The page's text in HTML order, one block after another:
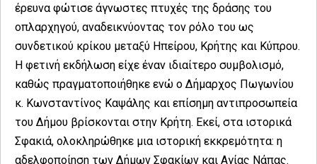
έρευνα φώτισε άγνωστες πτυχές της δράσης του
οπλαρχηγού, αναδεικνύοντας τον ρόλο του ως
συνδετικού κρίκου μεταξύ Ηπείρου, Κρήτης και Κύπρου.
Η φετινή εκδήλωση είχε έναν ιδιαίτερο συμβολισμό,
καθώς πραγματοποιήθηκε ενώ ο Δήμαρχος Πωγωνίου
κ. Κωνσταντίνος Καψάλης και επίσημη αντιπροσωπεία
του Δήμου βρίσκονται στην Κρήτη. Εκεί, στα ιστορικά
Σφακιά, ολοκληρώθηκε μια ιστορική εκκρεμότητα: η
αδελφοποίηση των Δήμων Σφακίων και Αγίας Νάπας.